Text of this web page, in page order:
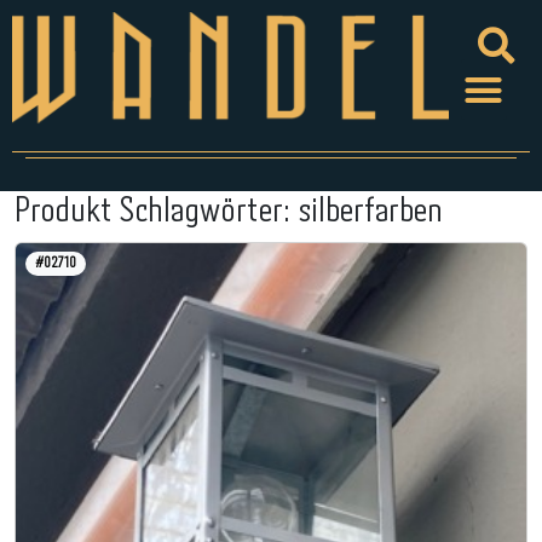
Produkt Schlagwörter: silberfarben
#02710